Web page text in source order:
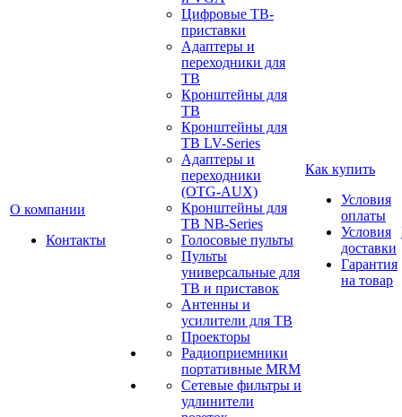
О компании
Контакты
Цифровые ТВ-
приставки
Адаптеры и
переходники для
ТВ
Кронштейны для
ТВ
Кронштейны для
ТВ LV-Series
Адаптеры и
переходники
(OTG-AUX)
Кронштейны для
ТВ NB-Series
Голосовые пульты
Пульты
универсальные для
ТВ и приставок
Антенны и
усилители для ТВ
Проекторы
Радиоприемники
портативные MRM
Сетевые фильтры и
удлинители
Как купить
Условия
оплаты
Условия
доставки
Гарантия
на товар